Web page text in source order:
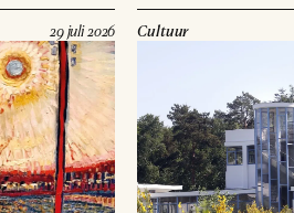
29 juli 2026 Cultuur